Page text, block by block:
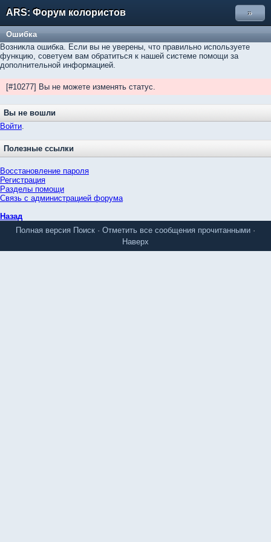
ARS: Форум колористов »
Ошибка
Возникла ошибка. Если вы не уверены, что правильно используете
функцию, советуем вам обратиться к нашей системе помощи за
дополнительной информацией.
[#10277] Вы не можете изменять статус.
Вы не вошли
Войти.
Полезные ссылки
Восстановление пароля
Регистрация
Разделы помощи
Связь с администрацией форума
Назад
Полная версия Поиск · Отметить все сообщения прочитанными ·
Наверх